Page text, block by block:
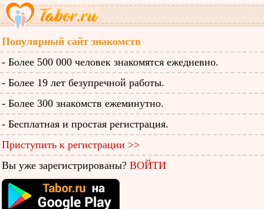
Популярный сайт знакомств
- Более 500 000 человек знакомятся ежедневно.
- Более 19 лет безупречной работы.
- Более 300 знакомств ежеминутно.
- Бесплатная и простая регистрация.
Приступить к регистрации >>
Вы уже зарегистрированы? ВОЙТИ